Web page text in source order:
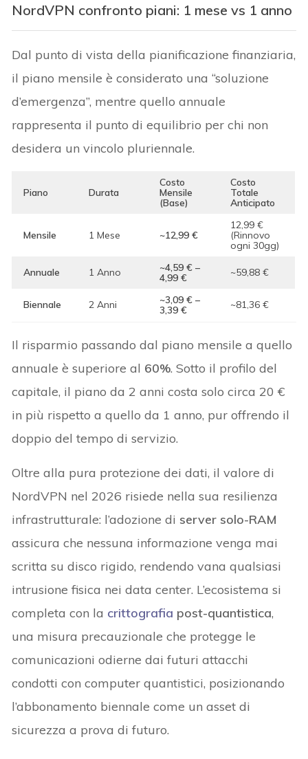
NordVPN confronto piani: 1 mese vs 1 anno
Dal punto di vista della pianificazione finanziaria,
il piano mensile è considerato una “soluzione
d’emergenza”, mentre quello annuale
rappresenta il punto di equilibrio per chi non
desidera un vincolo pluriennale.
Piano Durata
Costo
Mensile
(Base)
Costo
Totale
Anticipato
Mensile 1 Mese ~12,99 €
12,99 €
(Rinnovo
ogni 30gg)
Annuale 1 Anno
~4,59 € –
4,99 €
~59,88 €
Biennale 2 Anni
~3,09 € –
3,39 €
~81,36 €
Il risparmio passando dal piano mensile a quello
annuale è superiore al 60%. Sotto il profilo del
capitale, il piano da 2 anni costa solo circa 20 €
in più rispetto a quello da 1 anno, pur offrendo il
doppio del tempo di servizio.
Oltre alla pura protezione dei dati, il valore di
NordVPN nel 2026 risiede nella sua resilienza
infrastrutturale: l’adozione di server solo-RAM
assicura che nessuna informazione venga mai
scritta su disco rigido, rendendo vana qualsiasi
intrusione fisica nei data center. L’ecosistema si
completa con la crittografia post-quantistica,
una misura precauzionale che protegge le
comunicazioni odierne dai futuri attacchi
condotti con computer quantistici, posizionando
l’abbonamento biennale come un asset di
sicurezza a prova di futuro.